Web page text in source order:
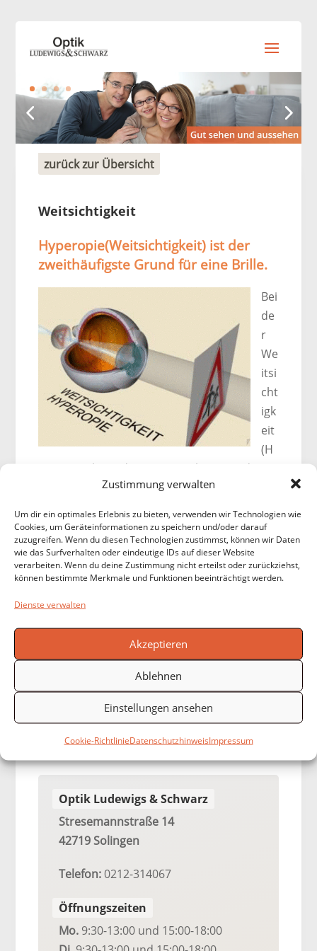
Zustimmung verwalten
Um dir ein optimales Erlebnis zu bieten, verwenden wir Technologien wie
Cookies, um Geräteinformationen zu speichern und/oder darauf
zuzugreifen. Wenn du diesen Technologien zustimmst, können wir Daten
wie das Surfverhalten oder eindeutige IDs auf dieser Website
verarbeiten. Wenn du deine Zustimmung nicht erteilst oder zurückziehst,
können bestimmte Merkmale und Funktionen beeinträchtigt werden.
Dienste verwalten
Akzeptieren
Ablehnen
Einstellungen ansehen
Cookie-RichtlinieDatenschutzhinweisImpressum
zurück zur Übersicht
Weitsichtigkeit
Hyperopie(Weitsichtigkeit) ist der
zweithäufigste Grund für eine Brille.
Bei
de
r
We
itsi
cht
igk
eit
(H
yperopie) kann der Patient sehr gut in der
Ferne, aber weniger scharf in der Nähe
Gegenteil der Kurzsichtigkeit (Myopie).
Die Weitsichtigkeit kann mit einer Brille oder
Kontaktlinsen korrigiert werden.
Die Weitsichtigkeit ist nicht zu verwechseln
mit der Alterssichtigkeit (Presbyopie).
Während bei der Weitsichtigkeit eine
Abweichung des Augapfels die Ursache ist,
ist es bei der Alterssichtigkeit die Flexibilität
Optik Ludewigs & Schwarz
Stresemannstraße 14
42719 Solingen
Telefon: 0212-314067
Öffnungszeiten
Mo. 9:30-13:00 und 15:00-18:00